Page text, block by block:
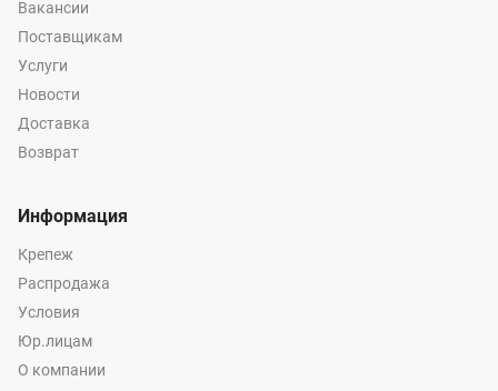
Вакансии
Поставщикам
Услуги
Новости
Доставка
Возврат
Информация
Крепеж
Распродажа
Условия
Юр.лицам
О компании